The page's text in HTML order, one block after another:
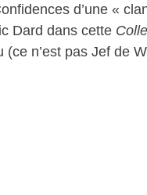
d’une «
Dard dans cette
n’est pas Jef de